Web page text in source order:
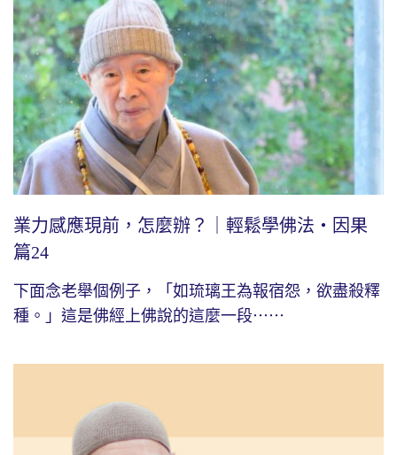
業力感應現前，怎麼辦？｜輕鬆學佛法・因果
篇24
下面念老舉個例子，「如琉璃王為報宿怨，欲盡殺釋
種。」這是佛經上佛說的這麼一段⋯⋯